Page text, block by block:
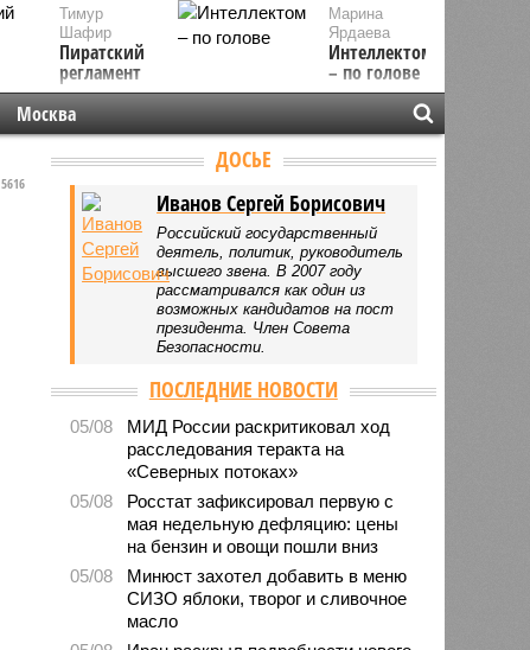
Марина
Ярдаева
Интеллектом
– по голове
Тимур
Шафир
Пиратский
регламент
Москва
5616
ДОСЬЕ
Иванов Сергей Борисович
Российский государственный
деятель, политик, руководитель
высшего звена. В 2007 году
рассматривался как один из
возможных кандидатов на пост
президента. Член Совета
Безопасности.
ПОСЛЕДНИЕ НОВОСТИ
05/08
МИД России раскритиковал ход
расследования теракта на
«Северных потоках»
05/08
Росстат зафиксировал первую с
мая недельную дефляцию: цены
на бензин и овощи пошли вниз
05/08
Минюст захотел добавить в меню
СИЗО яблоки, творог и сливочное
масло